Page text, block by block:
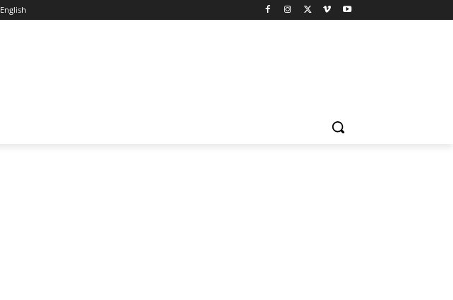
English